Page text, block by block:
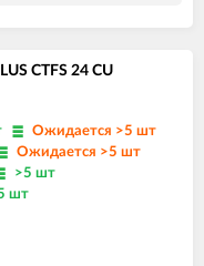
CTFS 24 CU
Ожидается >5 шт
Ожидается >5 шт
>5 шт
шт